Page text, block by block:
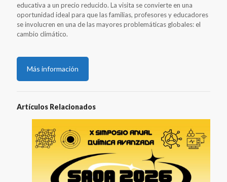
educativa a un precio reducido. La visita se convierte en una
oportunidad ideal para que las familias, profesores y educadores
se involucren en una de las mayores problemáticas globales: el
cambio climático.
Más información
Artículos Relacionados